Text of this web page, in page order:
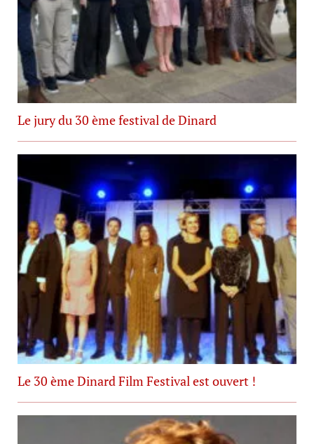
Le jury du 30 ème festival de Dinard
Le 30 ème Dinard Film Festival est ouvert !